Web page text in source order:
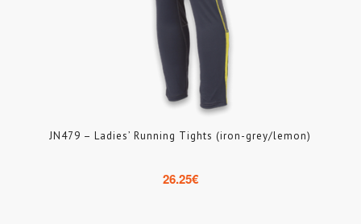
JN479 – Ladies’ Running Tights (iron-grey/lemon)
26.25€